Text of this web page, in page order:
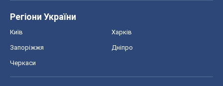
Регіони України
Київ Харків
Запоріжжя Дніпро
Черкаси